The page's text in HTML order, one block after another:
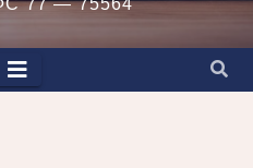
77 — 75564